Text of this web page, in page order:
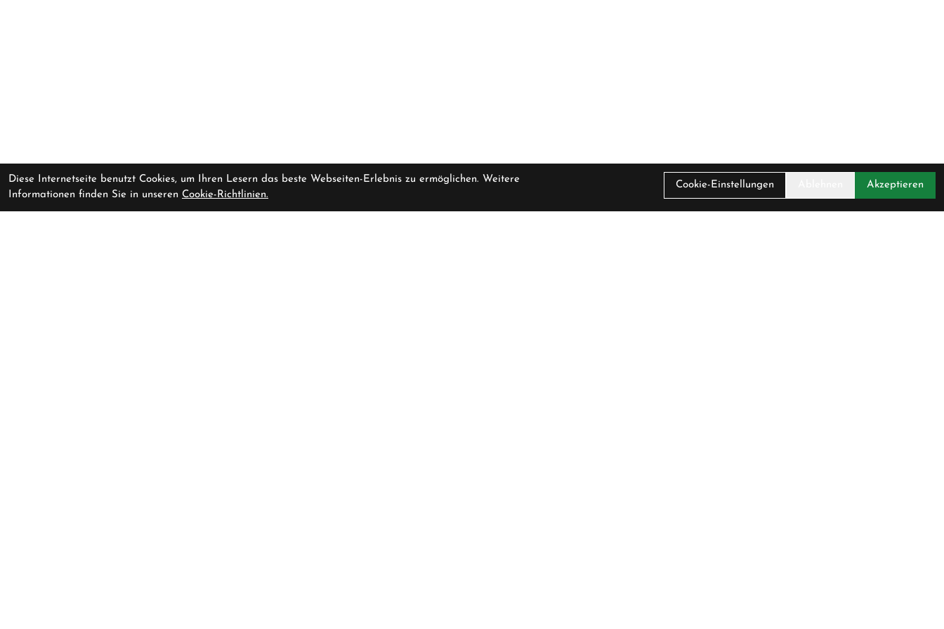
Diese Internetseite benutzt Cookies, um Ihren Lesern das beste Webseiten-Erlebnis zu ermöglichen. Weitere
Informationen finden Sie in unseren Cookie-Richtlinien.
Cookie-Einstellungen Akzeptieren